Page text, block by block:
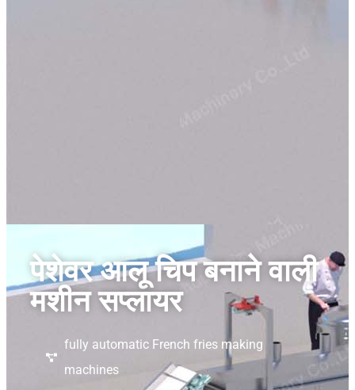
पेशेवर आलू चिप बनाने वाली
मशीन सप्लायर
fully automatic French fries making
machines